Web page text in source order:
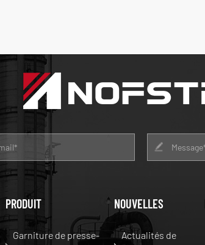
PRODUIT
Garniture de presse-
NOUVELLES
Actualités de